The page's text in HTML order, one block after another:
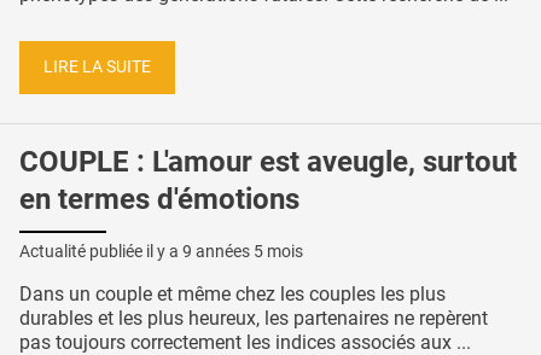
LIRE LA SUITE
COUPLE : L'amour est aveugle, surtout
en termes d'émotions
Actualité publiée il y a 9 années 5 mois
Dans un couple et même chez les couples les plus
durables et les plus heureux, les partenaires ne repèrent
pas toujours correctement les indices associés aux ...